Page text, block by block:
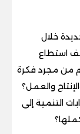
خلال
استطاع
من مجرد فكرة
والعمل؟
التنمية إلى